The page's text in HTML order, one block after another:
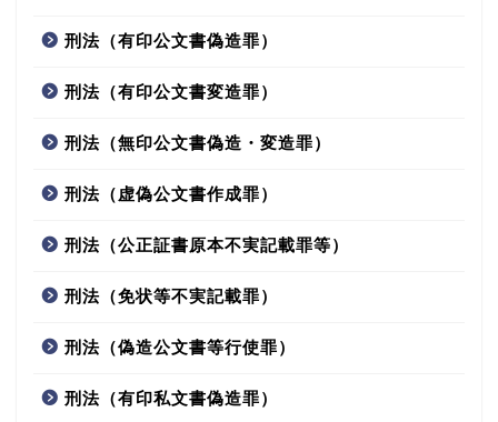
刑法（有印公文書偽造罪）
刑法（有印公文書変造罪）
刑法（無印公文書偽造・変造罪）
刑法（虚偽公文書作成罪）
刑法（公正証書原本不実記載罪等）
刑法（免状等不実記載罪）
刑法（偽造公文書等行使罪）
刑法（有印私文書偽造罪）